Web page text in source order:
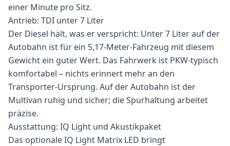
einer Minute pro Sitz.
Antrieb: TDI unter 7 Liter
Der Diesel hält, was er verspricht: Unter 7 Liter auf der
Autobahn ist für ein 5,17-Meter-Fahrzeug mit diesem
Gewicht ein guter Wert. Das Fahrwerk ist PKW-typisch
komfortabel – nichts erinnert mehr an den
Transporter-Ursprung. Auf der Autobahn ist der
Multivan ruhig und sicher; die Spurhaltung arbeitet
präzise.
Ausstattung: IQ Light und Akustikpaket
Das optionale IQ Light Matrix LED bringt